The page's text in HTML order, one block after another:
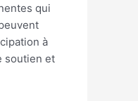
qui
à
soutien et